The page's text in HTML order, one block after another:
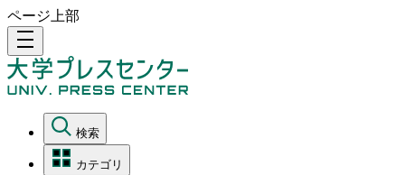
ページ上部
density_medium
検索
カテゴリ